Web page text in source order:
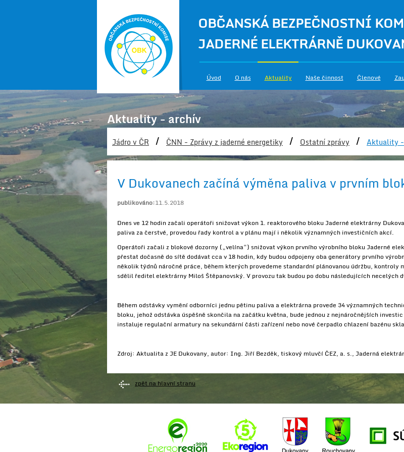
OBČANSKÁ BEZPEČNOSTNÍ
JADERNÉ ELEKTRÁRNĚ
Úvod O nás Aktuality Naše činnost Členové
Aktuality - archív
Jádro v ČR / ČNN - Zprávy z jaderné energetiky / Ostatní zprávy / Aktuality
V Dukovanech začíná výměna paliva v prvním
publikováno:11.5.2018
Dnes ve 12 hodin začali operátoři snižovat výkon 1. reaktorového bloku Jaderné elektrárny
paliva za čerstvé, provedou řady kontrol a v plánu mají i několik významných investičních akcí.
Operátoři začali z blokové dozorny („velína“) snižovat výkon prvního výrobního bloku Jaderné
přestat dočasně do sítě dodávat cca v 18 hodin, kdy budou odpojeny oba generátory prvního
několik týdnů náročné práce, během kterých provedeme standardní plánovanou údržbu,
sdělil ředitel elektrárny Miloš Štěpanovský. V provozu tak budou po dobu následujících necelých
Během odstávky vymění odborníci jednu pětinu paliva a elektrárna provede 34 významných
bloku, jehož odstávka úspěšně skončila na začátku května, bude jednou z nejnáročnějších
instaluje regulační armatury na sekundární části zařízení nebo nové čerpadlo chlazení bazénu
Zdroj: Aktualita z JE Dukovany, autor: Ing. Jiří Bezděk, tiskový mluvčí ČEZ, a. s., Jaderná
zpět na hlavní stranu